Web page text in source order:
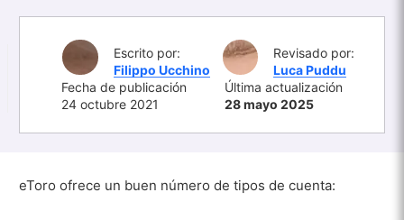
Escrito por:
Filippo Ucchino
Revisado por:
Luca Puddu
Fecha de publicación
24 octubre 2021
Última actualización
28 mayo 2025
eToro ofrece un buen número de tipos de cuenta: